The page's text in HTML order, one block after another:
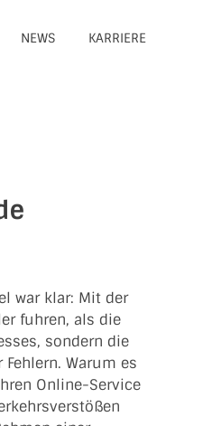
NEWS KARRIERE
war klar: Mit der
fuhren, als die
sondern die
Warum es
Online-Service